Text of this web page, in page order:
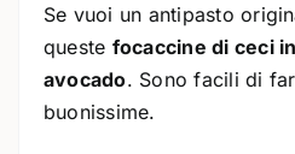
Se vuoi un antipasto
queste focaccine di ceci
avocado. Sono facili di
buonissime.